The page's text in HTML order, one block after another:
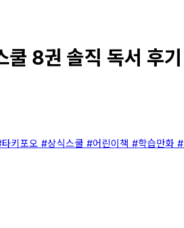
8권 솔직 독서 후
키포오 #상식스쿨 #어린이책 #학습만화